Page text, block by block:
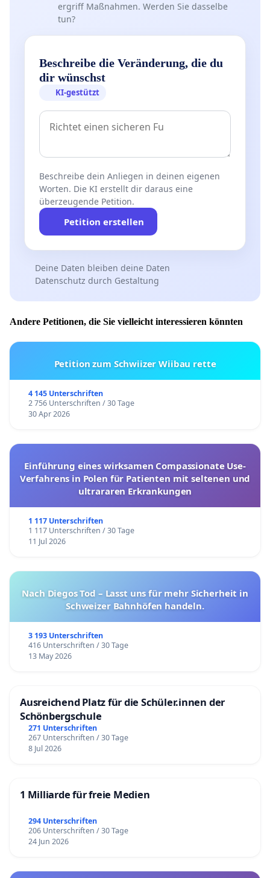
ergriff Maßnahmen. Werden Sie dasselbe
tun?
Beschreibe die Veränderung, die du
dir wünschst
KI-gestützt
Beschreibe dein Anliegen in deinen eigenen
Worten. Die KI erstellt dir daraus eine
überzeugende Petition.
Petition erstellen
Deine Daten bleiben deine Daten
Datenschutz durch Gestaltung
Andere Petitionen, die Sie vielleicht interessieren könnten
Petition zum Schwiizer Wiibau rette
4 145 Unterschriften
2 756 Unterschriften / 30 Tage
30 Apr 2026
Einführung eines wirksamen Compassionate Use-
Verfahrens in Polen für Patienten mit seltenen und
ultrararen Erkrankungen
1 117 Unterschriften
1 117 Unterschriften / 30 Tage
11 Jul 2026
Nach Diegos Tod – Lasst uns für mehr Sicherheit in
Schweizer Bahnhöfen handeln.
3 193 Unterschriften
416 Unterschriften / 30 Tage
13 May 2026
Ausreichend Platz für die Schüler.innen der
Schönbergschule
271 Unterschriften
267 Unterschriften / 30 Tage
8 Jul 2026
1 Milliarde für freie Medien
294 Unterschriften
206 Unterschriften / 30 Tage
24 Jun 2026